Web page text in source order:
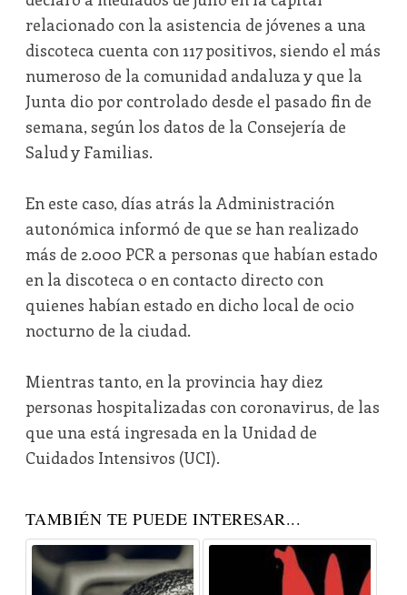
relacionado con la asistencia de jóvenes a una
discoteca cuenta con 117 positivos, siendo el más
numeroso de la comunidad andaluza y que la
Junta dio por controlado desde el pasado fin de
semana, según los datos de la Consejería de
Salud y Familias.
En este caso, días atrás la Administración
autonómica informó de que se han realizado
más de 2.000 PCR a personas que habían estado
en la discoteca o en contacto directo con
quienes habían estado en dicho local de ocio
nocturno de la ciudad.
Mientras tanto, en la provincia hay diez
personas hospitalizadas con coronavirus, de las
que una está ingresada en la Unidad de
Cuidados Intensivos (UCI).
TAMBIÉN TE PUEDE INTERESAR...